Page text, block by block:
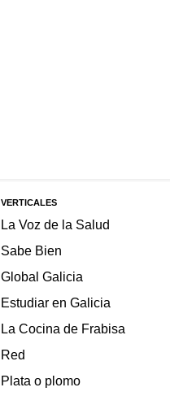
VERTICALES
La Voz de la Salud
Sabe Bien
Global Galicia
Estudiar en Galicia
La Cocina de Frabisa
Red
Plata o plomo